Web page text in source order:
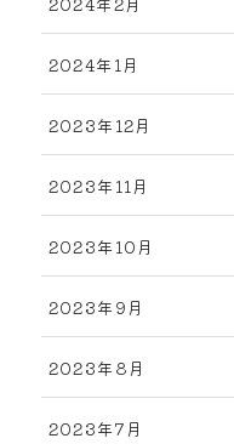
2024年1月
2023年12月
2023年11月
2023年10月
2023年9月
2023年8月
2023年7月